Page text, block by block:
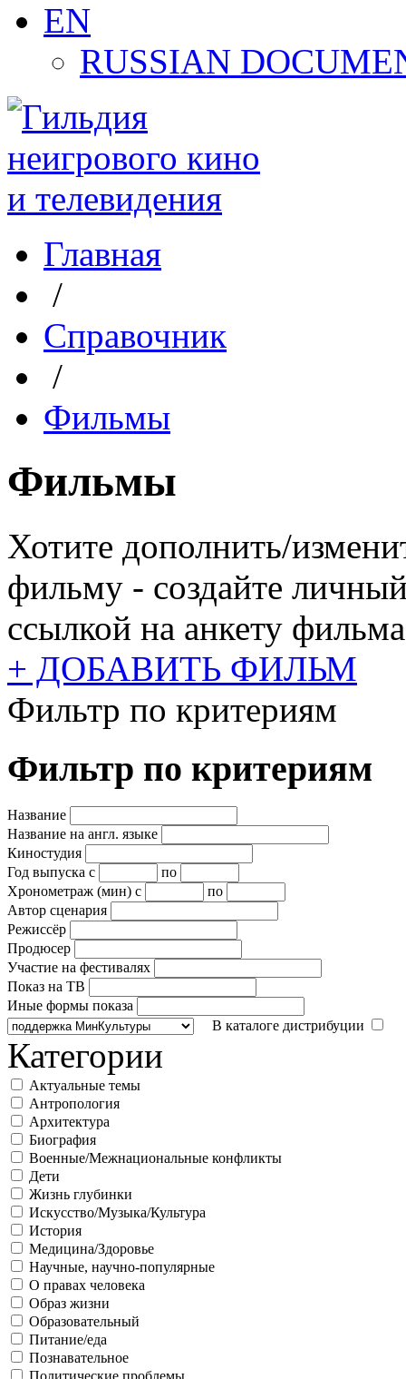
EN
RUSSIAN
Главная
/
Справочник
/
Фильмы
Фильмы
Хотите дополнить/
фильму - создайте
ссылкой на анкету
+ ДОБАВИТЬ ФИЛЬМ
Фильтр по критериям
Фильтр по критериям
Название
Название на англ. языке
Киностудия
Год выпуска с
по
Хронометраж (мин) с
по
Автор сценария
Режиссёр
Продюсер
Участие на фестивалях
Показ на ТВ
Иные формы показа
В каталоге дистрибуции
Категории
Актуальные темы
Антропология
Архитектура
Биография
Военные/Межнациональные конфликты
Дети
Жизнь глубинки
Искусство/Музыка/Культура
История
Медицина/Здоровье
Научные, научно-популярные
О правах человека
Образ жизни
Образовательный
Питание/еда
Познавательное